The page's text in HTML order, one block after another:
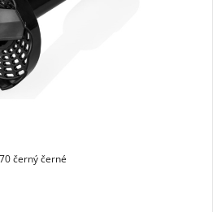
černý černé